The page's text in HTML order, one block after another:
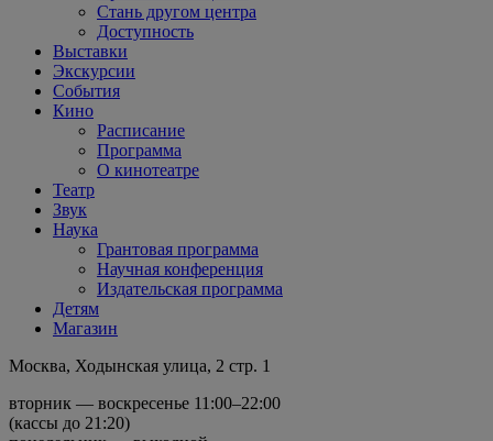
Стань другом центра
Доступность
Выставки
Экскурсии
События
Кино
Расписание
Программа
О кинотеатре
Театр
Звук
Наука
Грантовая программа
Научная конференция
Издательская программа
Детям
Магазин
Москва, Ходынская улица, 2 стр. 1
вторник — воскресенье 11:00–22:00
(кассы до 21:20)